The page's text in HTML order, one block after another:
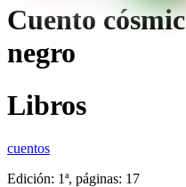
Cuento
negro
Libros
cuentos
Edición: 1ª, páginas: 17